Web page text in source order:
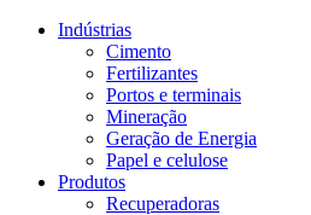
Indústrias
Cimento
Fertilizantes
Portos e terminais
Mineração
Geração de Energia
Papel e celulose
Produtos
Recuperadoras